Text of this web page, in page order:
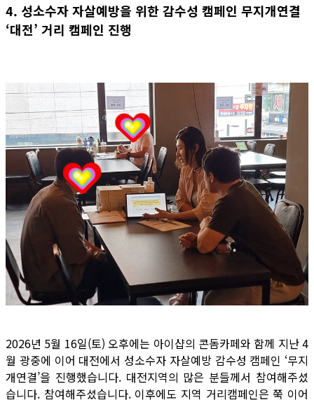
4. 성소수자 자살예방을 위한 감수성 캠페인 무지개연결
‘대전’ 거리 캠페인 진행
2026년 5월 16일(토) 오후에는 아이샵의 콘돔카페와 함께 지난 4
월 광중에 이어 대전에서 성소수자 자살예방 감수성 캠페인 ‘무지
개연결’을 진행했습니다. 대전지역의 많은 분들께서 참여해주셨
습니다. 참여해주셨습니다. 이후에도 지역 거리캠페인은 쭉 이어